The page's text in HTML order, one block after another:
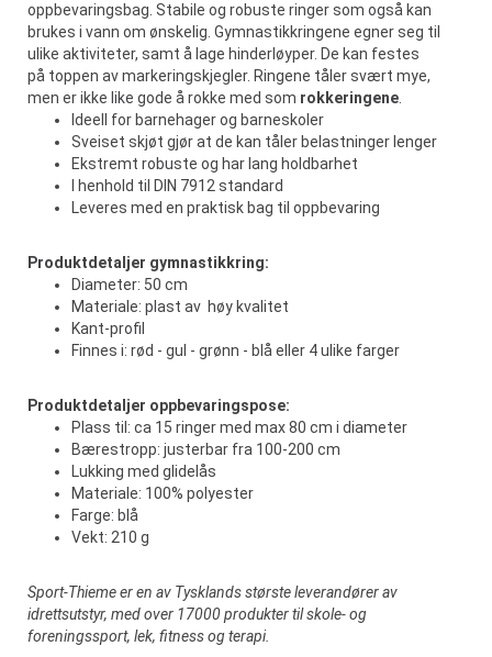
oppbevaringsbag. Stabile og robuste ringer som også kan
brukes i vann om ønskelig. Gymnastikkringene egner seg til
ulike aktiviteter, samt å lage hinderløyper. De kan festes
på toppen av markeringskjegler. Ringene tåler svært mye,
men er ikke like gode å rokke med som rokkeringene
Ideell for barnehager og barneskoler
Sveiset skjøt gjør at de kan tåler belastninger lenger
Ekstremt robuste og har lang holdbarhet
I henhold til DIN 7912 standard
Leveres med en praktisk bag til oppbevaring
Produktdetaljer gymnastikkring:
Diameter: 50 cm
Materiale: plast av høy kvalitet
Kant-profil
Finnes i: rød - gul - grønn - blå eller 4 ulike farger
Produktdetaljer oppbevaringspose:
Plass til: ca 15 ringer med max 80 cm i diameter
Bærestropp: justerbar fra 100-200 cm
Lukking med glidelås
Materiale: 100% polyester
Farge: blå
Vekt: 210 g
Sport-Thieme er en av Tysklands største leverandører av
idrettsutstyr, med over 17000 produkter til skole- og
foreningssport, lek, fitness og terapi.